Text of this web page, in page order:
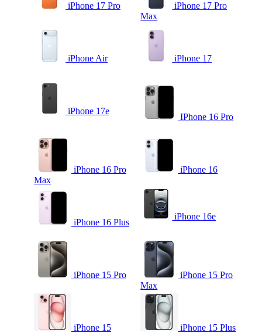
iPhone 17 Pro
iPhone 17 Pro
Max
iPhone Air iPhone 17
iPhone 17e
IPhone 16 Pro
iPhone 16 Pro
Max
iPhone 16
iPhone 16 Plus
iPhone 16e
iPhone 15 Pro
iPhone 15 Pro
Max
iPhone 15 iPhone 15 Plus